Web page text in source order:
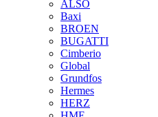
ALSO
Baxi
BROEN
BUGATTI
Cimberio
Global
Grundfos
Hermes
HERZ